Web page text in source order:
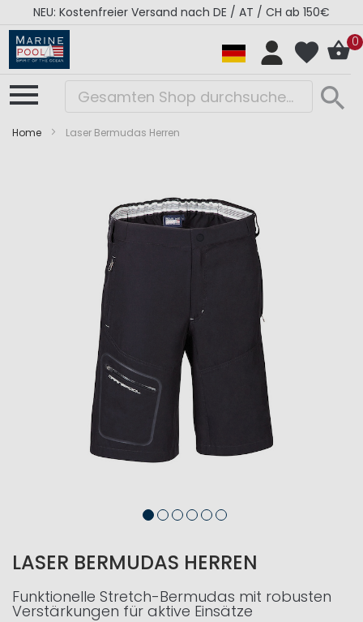
NEU: Kostenfreier Versand nach DE / AT / CH ab 150€
0
Home Laser Bermudas Herren
LASER BERMUDAS HERREN
Funktionelle Stretch-Bermudas mit robusten
Verstärkungen für aktive Einsätze